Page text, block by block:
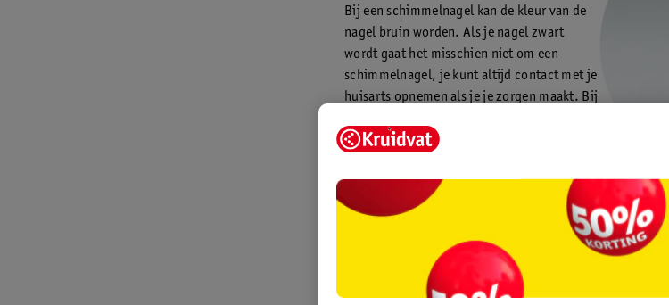
Bij een schimmelnagel kan de kleur van de
nagel bruin worden. Als je nagel zwart
wordt gaat het misschien niet om een
schimmelnagel, je kunt altijd contact met je
huisarts opnemen als je je zorgen maakt. Bij
kleurverandering soms ook een
bijvoorbeeld dik en brokkelig. Het kan ook
zijn dat je nagel een stukje of helemaal los
gaat zitten. Als je je hier zorgen over maakt
kan je ook hiervoor bij je huisarts terecht.
*Dit is een medisch hulpmiddel. Lees voor het kopen de